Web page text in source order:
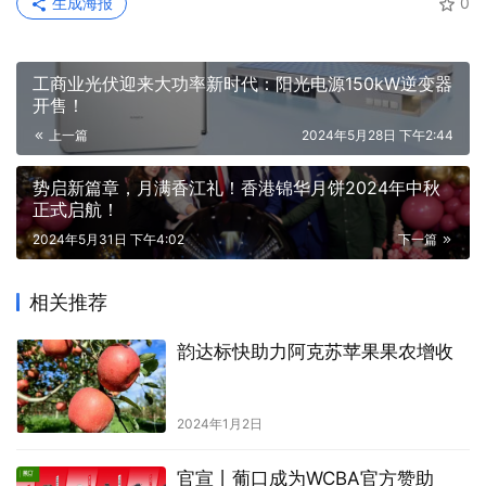
工商业光伏迎来大功率新时代：阳光电源150kW逆变器
开售！
上一篇 2024年5月28日 下午2:44
势启新篇章，月满香江礼！香港锦华月饼2024年中秋
正式启航！
下一篇
2024年5月31日 下午4:02
相关推荐
韵达标快助力阿克苏苹果果农增收
2024年1月2日
官宣丨葡口成为WCBA官方赞助